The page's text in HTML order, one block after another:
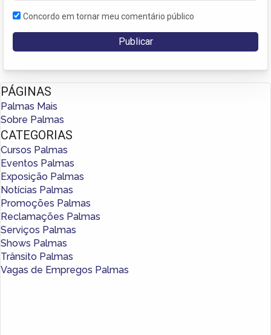
Concordo em tornar meu comentário público
PÁGINAS
Palmas Mais
Sobre Palmas
CATEGORIAS
Cursos Palmas
Eventos Palmas
Exposição Palmas
Notícias Palmas
Promoções Palmas
Reclamações Palmas
Serviços Palmas
Shows Palmas
Trânsito Palmas
Vagas de Empregos Palmas